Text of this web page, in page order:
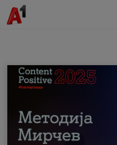
МК EN
Приватни Деловни